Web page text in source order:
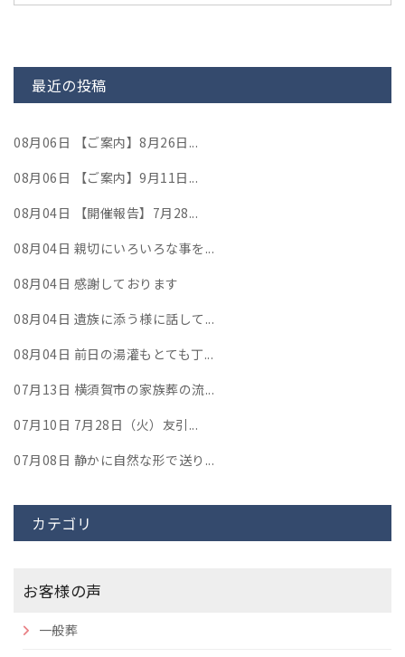
最近の投稿
08月06日 【ご案内】8月26日...
08月06日 【ご案内】9月11日...
08月04日 【開催報告】7月28...
08月04日 親切にいろいろな事を...
08月04日 感謝しております
08月04日 遺族に添う様に話して...
08月04日 前日の湯灌もとても丁...
07月13日 横須賀市の家族葬の流...
07月10日 7月28日（火）友引...
07月08日 静かに自然な形で送り...
カテゴリ
お客様の声
一般葬